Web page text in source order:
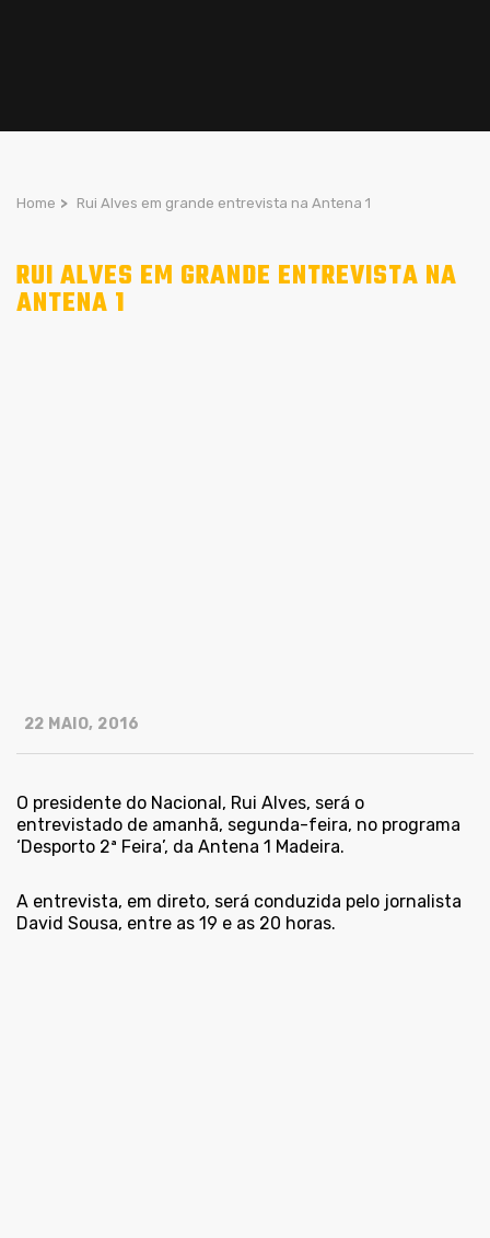
Home > Rui Alves em grande entrevista na Antena 1
RUI ALVES EM GRANDE ENTREVISTA NA
ANTENA 1
22 MAIO, 2016
O presidente do Nacional, Rui Alves, será o
entrevistado de amanhã, segunda-feira, no programa
‘Desporto 2ª Feira’, da Antena 1 Madeira.
A entrevista, em direto, será conduzida pelo jornalista
David Sousa, entre as 19 e as 20 horas.